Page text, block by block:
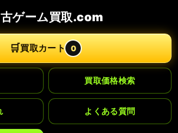
ゲーム買取.com
🛒買取カート 0
買取価格検索
よくある質問